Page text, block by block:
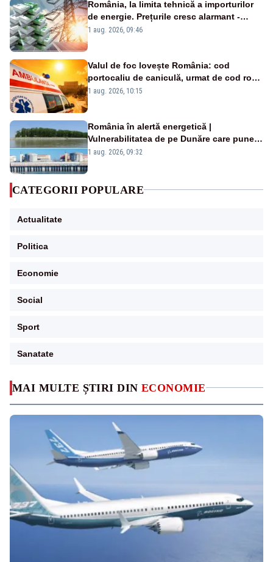
MAI MULTE ȘTIRI DIN ECONOMIE
România, la limita tehnică a importurilor
de energie. Prețurile cresc alarmant -
Analiză Realitatea Plus
1 aug. 2026, 09:46
Valul de foc lovește România: cod
portocaliu de caniculă, urmat de cod roșu
duminică. Temperaturile urcă spre 40°C
1 aug. 2026, 10:15
România în alertă energetică |
Vulnerabilitatea de pe Dunăre care pune
în pericol Centrala Cernavodă era
1 aug. 2026, 09:32
CATEGORII POPULARE
Actualitate
Politica
Economie
Social
Sport
Sanatate